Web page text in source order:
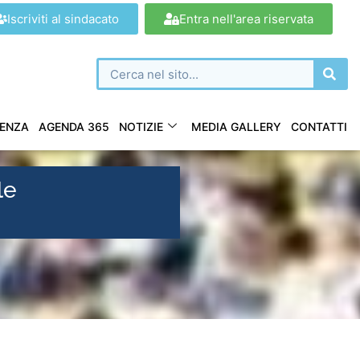
Iscriviti al sindacato Entra nell'area riservata
AGENDA 365 NOTIZIE MEDIA GALLERY CONTATTI